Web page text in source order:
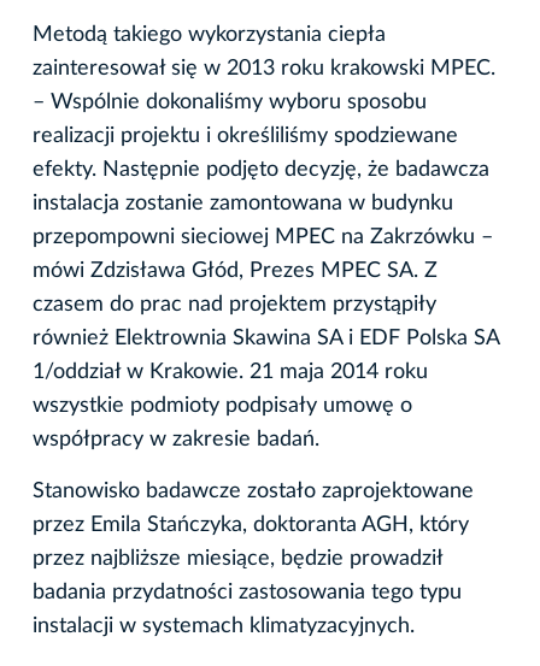
Metodą takiego wykorzystania ciepła
zainteresował się w 2013 roku krakowski MPEC.
– Wspólnie dokonaliśmy wyboru sposobu
realizacji projektu i określiliśmy spodziewane
efekty. Następnie podjęto decyzję, że badawcza
instalacja zostanie zamontowana w budynku
przepompowni sieciowej MPEC na Zakrzówku –
mówi Zdzisława Głód, Prezes MPEC SA. Z
czasem do prac nad projektem przystąpiły
również Elektrownia Skawina SA i EDF Polska SA
1/oddział w Krakowie. 21 maja 2014 roku
wszystkie podmioty podpisały umowę o
współpracy w zakresie badań.
Stanowisko badawcze zostało zaprojektowane
przez Emila Stańczyka, doktoranta AGH, który
przez najbliższe miesiące, będzie prowadził
badania przydatności zastosowania tego typu
instalacji w systemach klimatyzacyjnych.